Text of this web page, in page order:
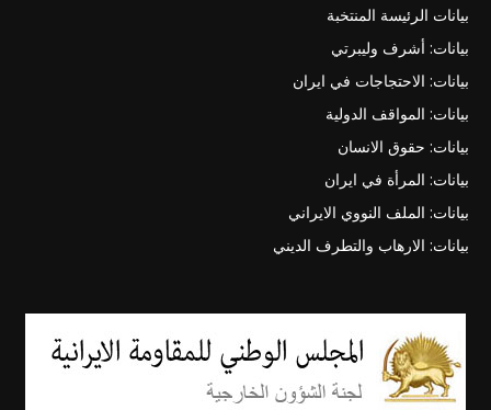
بيانات الرئيسة المنتخبة
بيانات: أشرف وليبرتي
بيانات: الاحتجاجات في ايران
بيانات: المواقف الدولية
بيانات: حقوق الانسان
بيانات: المرأة في ايران
بيانات: الملف النووي الايراني
بيانات: الارهاب والتطرف الديني